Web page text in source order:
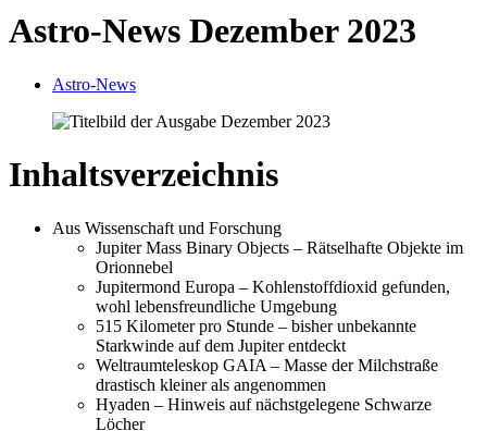
Astro-News Dezember 2023
Astro-News
Inhaltsverzeichnis
Aus Wissenschaft und Forschung
Jupiter Mass Binary Objects – Rätselhafte Objekte im
Orionnebel
Jupitermond Europa – Kohlenstoffdioxid gefunden,
wohl lebensfreundliche Umgebung
515 Kilometer pro Stunde – bisher unbekannte
Starkwinde auf dem Jupiter entdeckt
Weltraumteleskop GAIA – Masse der Milchstraße
drastisch kleiner als angenommen
Hyaden – Hinweis auf nächstgelegene Schwarze
Löcher